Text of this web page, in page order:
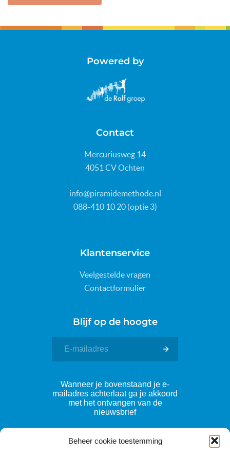
Beheer cookie toestemming
Powered by
Contact
Mercuriusweg 14
4051 CV Ochten
info@piramidemethode.nl
088-410 10 20 (optie 3)
Klantenservice
Veelgestelde vragen
Contactformulier
Blijf op de hoogte
Wanneer je bovenstaand je e-
mailadres achterlaat ga je akkoord
met het ontvangen van de
nieuwsbrief
Volg ons